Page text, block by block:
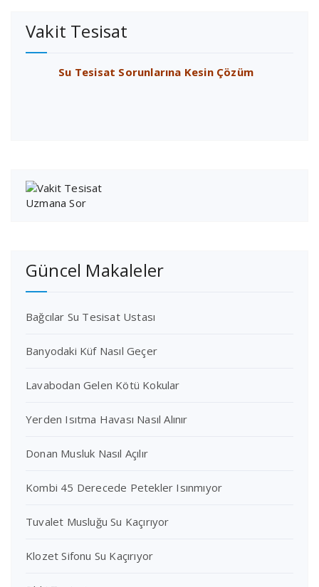
Vakit Tesisat
Su Tesisat Sorunlarına Kesin Çözüm
Güncel Makaleler
Bağcılar Su Tesisat Ustası
Banyodaki Küf Nasıl Geçer
Lavabodan Gelen Kötü Kokular
Yerden Isıtma Havası Nasıl Alınır
Donan Musluk Nasıl Açılır
Kombi 45 Derecede Petekler Isınmıyor
Tuvalet Musluğu Su Kaçırıyor
Klozet Sifonu Su Kaçırıyor